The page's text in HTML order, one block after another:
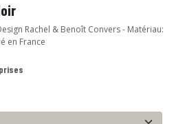
Rachel & Benoît Convers - Matériau:
en France